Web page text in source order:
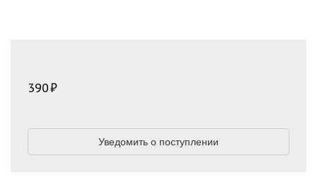
390
Уведомить о поступлении